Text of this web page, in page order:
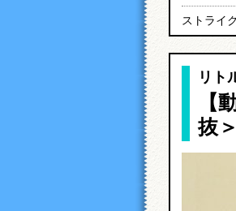
ストライ
リト
【
抜＞